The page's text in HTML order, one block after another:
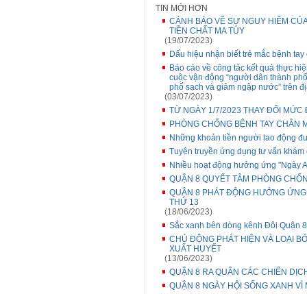
TIN MỚI HƠN
CẢNH BÁO VỀ SỰ NGUY HIỂM
TIỀN CHẤT MA TÚY
(19/07/2023)
Dấu hiệu nhận biết trẻ mắc bệnh
Báo cáo về công tác kết quả thực
cuộc vận động “người dân thành
phố sạch và giảm ngập nước” trên
(03/07/2023)
TỪ NGÀY 1/7/2023 THAY ĐỔI MỨC
PHÒNG CHỐNG BỆNH TAY CHÂN
Những khoản tiền người lao động
Tuyên truyền ứng dụng tư vấn
Nhiều hoạt động hưởng ứng "Ngày
QUẬN 8 QUYẾT TÂM PHÒNG
QUẬN 8 PHÁT ĐỘNG HƯỞNG
THỨ 13
(18/06/2023)
Sắc xanh bên dòng kênh Đôi Quận
CHỦ ĐỘNG PHÁT HIỆN VÀ LOẠI
XUẤT HUYẾT
(13/06/2023)
QUẬN 8 RA QUÂN CÁC CHIẾN
QUẬN 8 NGÀY HỘI SỐNG XANH